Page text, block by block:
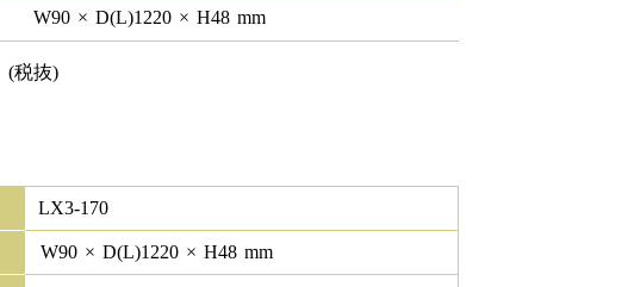
W90 × D(L)1220 × H48 mm
(税抜)
LX3-170
W90 × D(L)1220 × H48 mm